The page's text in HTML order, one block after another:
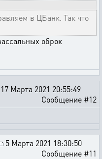
в ЦБанк. Так что
оброк
17 Марта 2021 20:55:49
Сообщение #12
5 Марта 2021 18:30:50
Сообщение #11